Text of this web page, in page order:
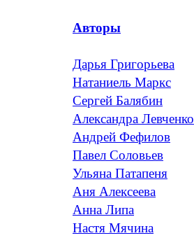
Авторы
Дарья Григорьева
Натаниель Маркс
Сергей Балябин
Александра Левченко
Андрей Фефилов
Павел Соловьев
Ульяна Патапеня
Аня Алексеева
Анна Липа
Настя Мячина